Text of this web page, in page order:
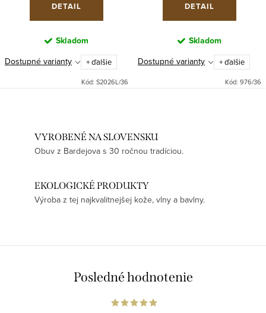
DETAIL
Skladom
Dostupné varianty + ďalšie
Kód: S2026L/36
DETAIL
Skladom
Dostupné varianty + ďalšie
Kód: 976/36
VYROBENÉ NA SLOVENSKU
Obuv z Bardejova s 30 ročnou tradíciou.
EKOLOGICKÉ PRODUKTY
Výroba z tej najkvalitnejšej kože, vlny a bavlny.
Posledné hodnotenie